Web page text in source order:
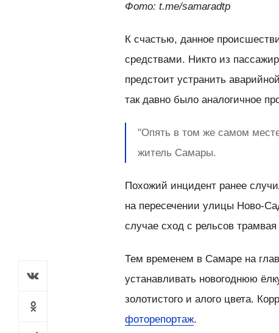
Фото: t.me/samaradtp
К счастью, данное
средствами. Никто из
предстоит устранить
так давно было аналогичное
"Опять в том же самом
житель Самары.
Похожий инцидент ранее
на пересечении улицы Ново-
случае сход с рельсов трамвая
Тем временем в Самаре на
устанавливать новогоднюю
золотистого и алого цвета.
фоторепортаж.